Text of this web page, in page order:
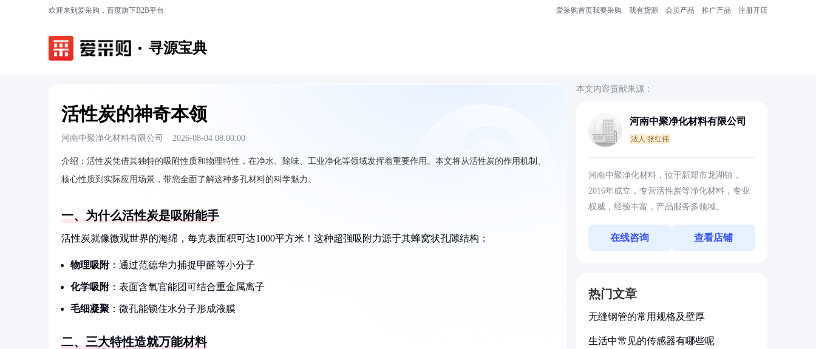
欢迎来到爱采购，百度旗下B2B平台 爱采购首页我要采购 我有货源 会员产品 推广产品 注册开店
寻源宝典
活性炭的神奇本领
河南中聚净化材料有限公司 · 2026-08-04 08:00:00
介绍： 活性炭凭借其独特的吸附性质和物理特性，在净水、除味、工业净化等领域发挥着重要作用。本文将从活性炭的作用机制、
核心性质到实际应用场景，带您全面了解这种多孔材料的科学魅力。
一、为什么活性炭是吸附能手
活性炭就像微观世界的海绵，每克表面积可达1000平方米！这种超强吸附力源于其蜂窝状孔隙结构：
物理吸附：通过范德华力捕捉甲醛等小分子
化学吸附：表面含氧官能团可结合重金属离子
毛细凝聚 ：微孔能锁住水分子形成液膜
二、三大特性造就万能材料
本文内容贡献来源：
河南中聚净化材料有限公司
法人:张红伟
河南中聚净化材料，位于新郑市龙湖镇，
2016年成立，专营活性炭等净化材料，专业
权威，经验丰富，产品服务多领域。
在线咨询 查看店铺
热门文章
无缝钢管的常用规格及壁厚
生活中常见的传感器有哪些呢